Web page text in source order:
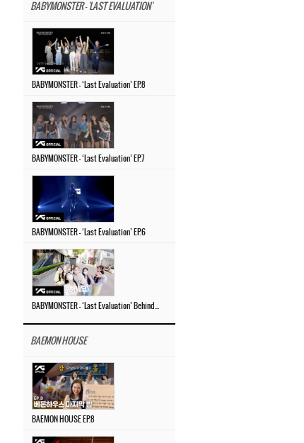
BABYMONSTER - 'LAST EVALUATION'
BABYMONSTER – ‘Last Evaluation’ EP.8
BABYMONSTER – ‘Last Evaluation’ EP.7
BABYMONSTER – ‘Last Evaluation’ EP.6
BAEMON HOUSE
BAEMON HOUSE EP.8